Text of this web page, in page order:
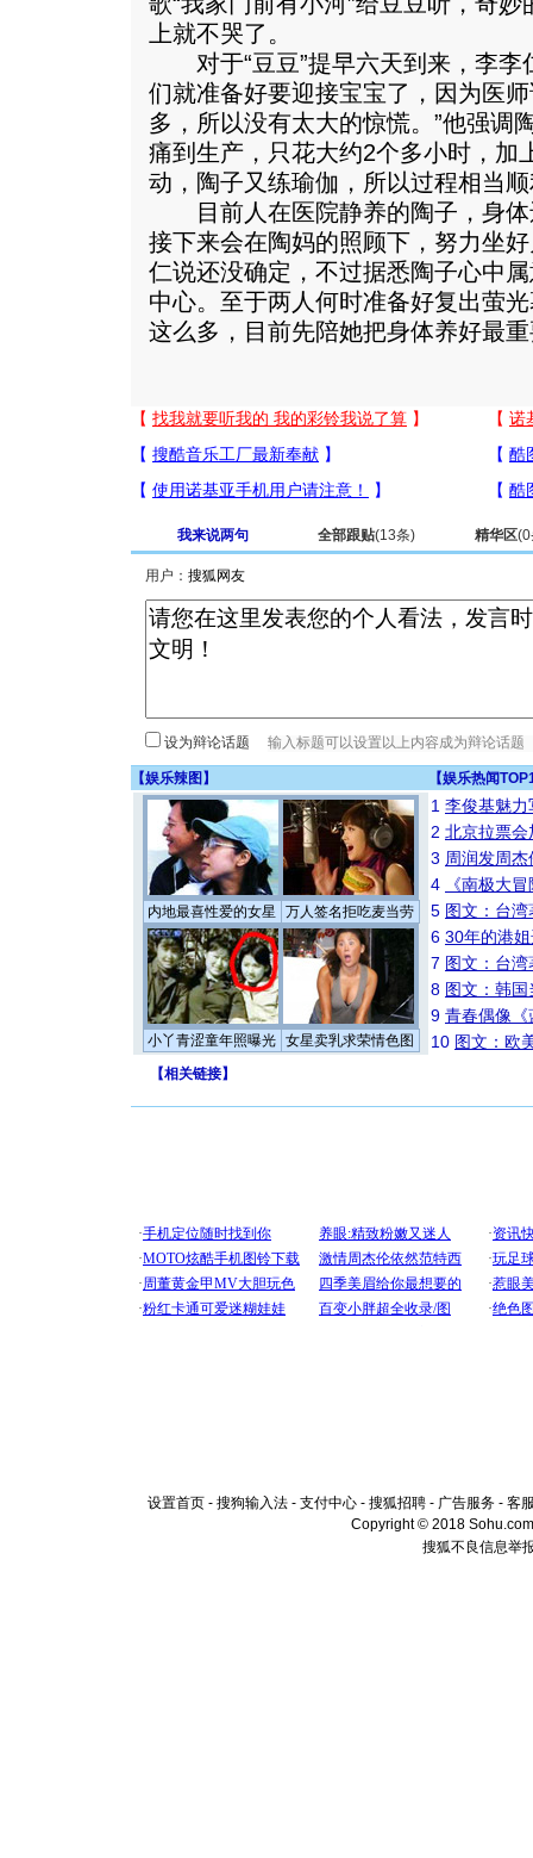
上就不哭了。
对于“豆豆”提早六天到来，李李
们就准备好要迎接宝宝了，因为医
多，所以没有太大的惊慌。”他强调
痛到生产，只花大约2个多小时，加
动，陶子又练瑜伽，所以过程相当
目前人在医院静养的陶子，身体
接下来会在陶妈的照顾下，努力坐
仁说还没确定，不过据悉陶子心中
中心。至于两人何时准备好复出萤
这么多，目前先陪她把身体养好最重
我来说两句 全部跟贴(13条) 精华区(0
用户：
设为辩论话题
【娱乐辣图 】 【娱乐热闻
内地最喜性爱的女星 万人签名拒吃麦当劳
小丫青涩童年照曝光 女星卖乳求荣情色图
1 李俊基魅力
2 北京拉票
3 周润发周
4
《南极大
5 图文：台
6 30年的港
7 图文：台
8 图文：韩
9 青春偶像《
10 图文：欧
【相关链接】
设置首页 - 搜狗输入法 - 支付中心 - 搜狐招聘 - 广告服务 - 客
Copyright © 2018
搜狐不良信息举